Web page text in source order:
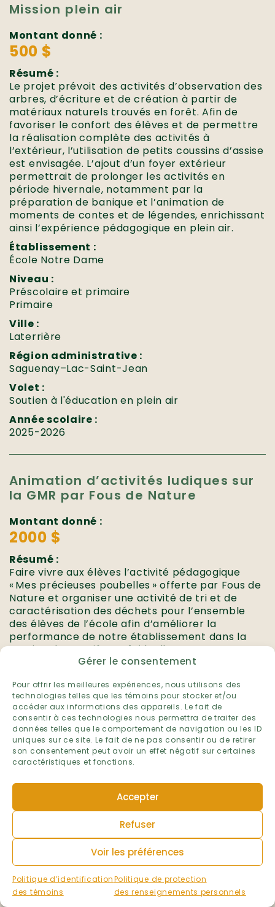
Gérer le consentement
Pour offrir les meilleures expériences, nous utilisons des
technologies telles que les témoins pour stocker et/ou
accéder aux informations des appareils. Le fait de
consentir à ces technologies nous permettra de traiter des
données telles que le comportement de navigation ou les ID
uniques sur ce site. Le fait de ne pas consentir ou de retirer
son consentement peut avoir un effet négatif sur certaines
caractéristiques et fonctions.
Accepter
Refuser
Voir les préférences
Politique d’identification
des témoins
Politique de protection
des renseignements personnels
Mission plein air
Montant donné :
500 $
Résumé :
Le projet prévoit des activités d’observation des
arbres, d’écriture et de création à partir de
matériaux naturels trouvés en forêt. Afin de
favoriser le confort des élèves et de permettre
la réalisation complète des activités à
l’extérieur, l’utilisation de petits coussins d’assise
est envisagée. L’ajout d’un foyer extérieur
permettrait de prolonger les activités en
période hivernale, notamment par la
préparation de banique et l’animation de
moments de contes et de légendes, enrichissant
ainsi l’expérience pédagogique en plein air.
Établissement :
École Notre Dame
Niveau :
Préscolaire et primaire
Primaire
Ville :
Laterrière
Région administrative :
Saguenay–Lac-Saint-Jean
Volet :
Soutien à l'éducation en plein air
Année scolaire :
2025-2026
Animation d’activités ludiques sur
la GMR par Fous de Nature
Montant donné :
2000 $
Résumé :
Faire vivre aux élèves l’activité pédagogique
« Mes précieuses poubelles » offerte par Fous de
Nature et organiser une activité de tri et de
caractérisation des déchets pour l’ensemble
des élèves de l’école afin d’améliorer la
performance de notre établissement dans la
gestion des matières résiduelles.
Établissement :
École de la Broquerie
Niveau :
Préscolaire et primaire
Primaire
Préscolaire
Ville :
Boucherville
Région administrative :
Matières résiduelles
Année scolaire :
2025-2026